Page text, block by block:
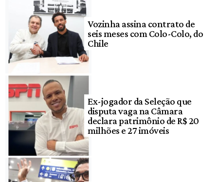
Vozinha assina contrato de
seis meses com Colo-Colo, do
Chile
Ex-jogador da Seleção que
disputa vaga na Câmara
declara patrimônio de R$ 20
milhões e 27 imóveis